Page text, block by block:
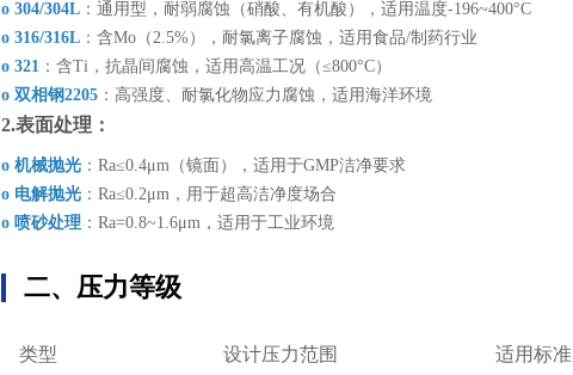
o 304/304L：通用型，耐弱腐蚀（硝酸、有机酸），适用温度-196~400°C
o 316/316L：含Mo（2.5%），耐氯离子腐蚀，适用食品/制药行业
o 321：含Ti，抗晶间腐蚀，适用高温工况（≤800°C）
o 双相钢2205：高强度、耐氯化物应力腐蚀，适用海洋环境
2.表面处理：
o 机械抛光：Ra≤0.4μm（镜面），适用于GMP洁净要求
o 电解抛光：Ra≤0.2μm，用于超高洁净度场合
o 喷砂处理：Ra=0.8~1.6μm，适用于工业环境
二、压力等级
类型 设计压力范围 适用标准